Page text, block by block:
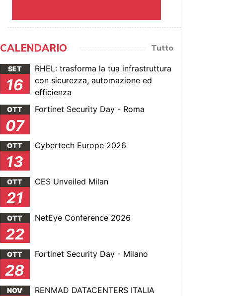
CALENDARIO Tutto
SET
16
RHEL: trasforma la tua infrastruttura
con sicurezza, automazione ed
efficienza
OTT
07
Fortinet Security Day - Roma
OTT
13
Cybertech Europe 2026
OTT
21
CES Unveiled Milan
OTT
22
NetEye Conference 2026
OTT
28
Fortinet Security Day - Milano
NOV
RENMAD DATACENTERS ITALIA